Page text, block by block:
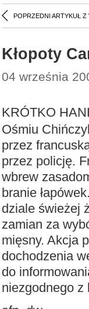
POPRZEDNI ARTYKUŁ Z
Kłopoty
04 września
KRÓTKO
Ośmiu
przez
przez policję.
wbrew
branie
dziale świeżej
zamian za
mięsny. Akcja
dochodzenia
do
niezgodnego z